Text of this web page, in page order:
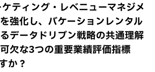
ティング・レベニューマネジメ
強化し、バケーションレンタル
データドリブン戦略の共通理解
欠な3つの重要業績評価指標
か？